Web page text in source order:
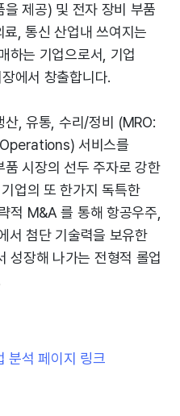
제공) 및 전자 장비 부품
, 통신 산업내 쓰여지는
하는 기업으로서, 기업
에서 창출합니다.
, 유통, 수리/정비 (MRO:
서비스를
시장의 선두 주자로 강한
업의 또 한가지 독특한
적 M&A 를 통해 항공우주,
서 첨단 기술력을 보유한
성장해 나가는 전형적 롤업
분석 페이지 링크